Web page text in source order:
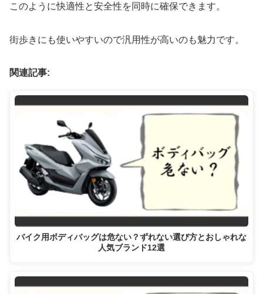
このように快適性と安全性を同時に確保できます。
街歩きにも使いやすいので汎用性が高いのも魅力です。
関連記事:
バイク用ボディバッグは危ない？ずれない選び方とおしゃれな
人気ブランド12選